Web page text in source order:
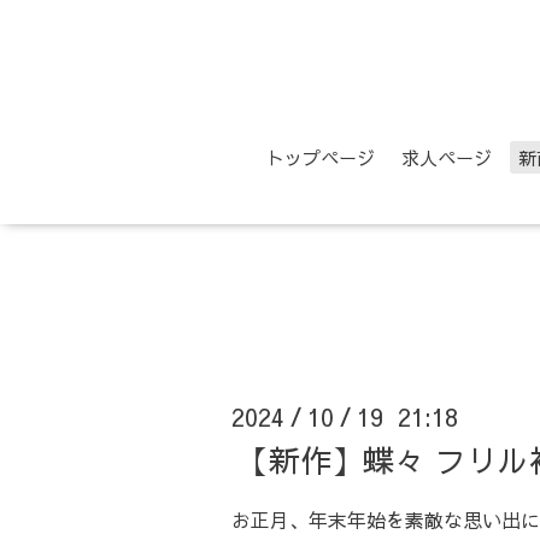
トップページ 求人ページ
2024 / 10 / 19 21:18
【新作】蝶々 フリ
お正月、年末年始を素敵な思い出